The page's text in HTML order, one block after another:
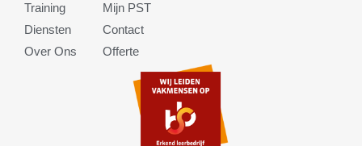
Training
Diensten
Over Ons
Mijn PST
Contact
Offerte